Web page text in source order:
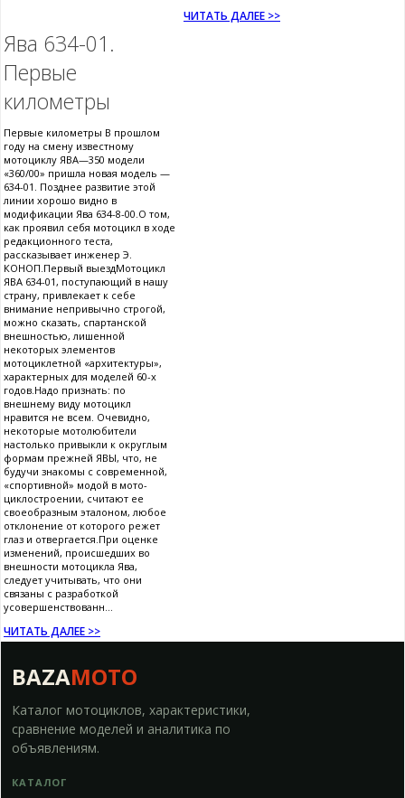
ЧИТАТЬ ДАЛЕЕ >>
Ява 634-01.
Первые
километры
Первые километры В прошлом
году на смену известному
мотоциклу ЯВА—350 модели
«360/00» пришла новая модель —
634-01. Позднее развитие этой
линии хорошо видно в
модификации Ява 634-8-00.О том,
как проявил себя мотоцикл в ходе
редакционного теста,
рассказывает инженер Э.
КОНОП.Первый выездМотоцикл
ЯВА 634-01, поступающий в нашу
страну, привлекает к себе
внимание непривычно строгой,
можно сказать, спартанской
внешностью, лишенной
некоторых элементов
мотоциклетной «архитектуры»,
характерных для моделей 60-х
годов.Надо признать: по
внешнему виду мотоцикл
нравится не всем. Очевидно,
некоторые мотолюбители
настолько привыкли к округлым
формам прежней ЯВЫ, что, не
будучи знакомы с современной,
«спортивной» модой в мото-
циклостроении, считают ее
своеобразным эталоном, любое
отклонение от которого режет
глаз и отвергается.При оценке
изменений, происшедших во
внешности мотоцикла Ява,
следует учитывать, что они
связаны с разработкой
усовершенствованн...
ЧИТАТЬ ДАЛЕЕ >>
BAZAMOTO
Каталог мотоциклов, характеристики,
сравнение моделей и аналитика по
объявлениям.
КАТАЛОГ